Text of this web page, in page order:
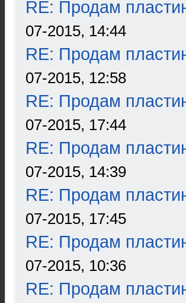
RE: Продам
07-2015, 14:44
RE: Продам
07-2015, 12:58
RE: Продам
07-2015, 17:44
RE: Продам
07-2015, 14:39
RE: Продам
07-2015, 17:45
RE: Продам
07-2015, 10:36
RE: Продам